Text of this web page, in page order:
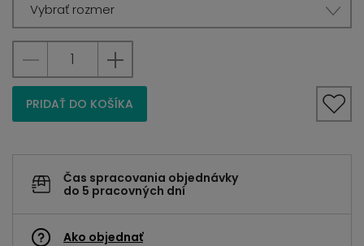
Vybrať rozmer
PRIDAŤ DO KOŠÍKA
Čas spracovania objednávky
do 5 pracovných dní
Ako objednať